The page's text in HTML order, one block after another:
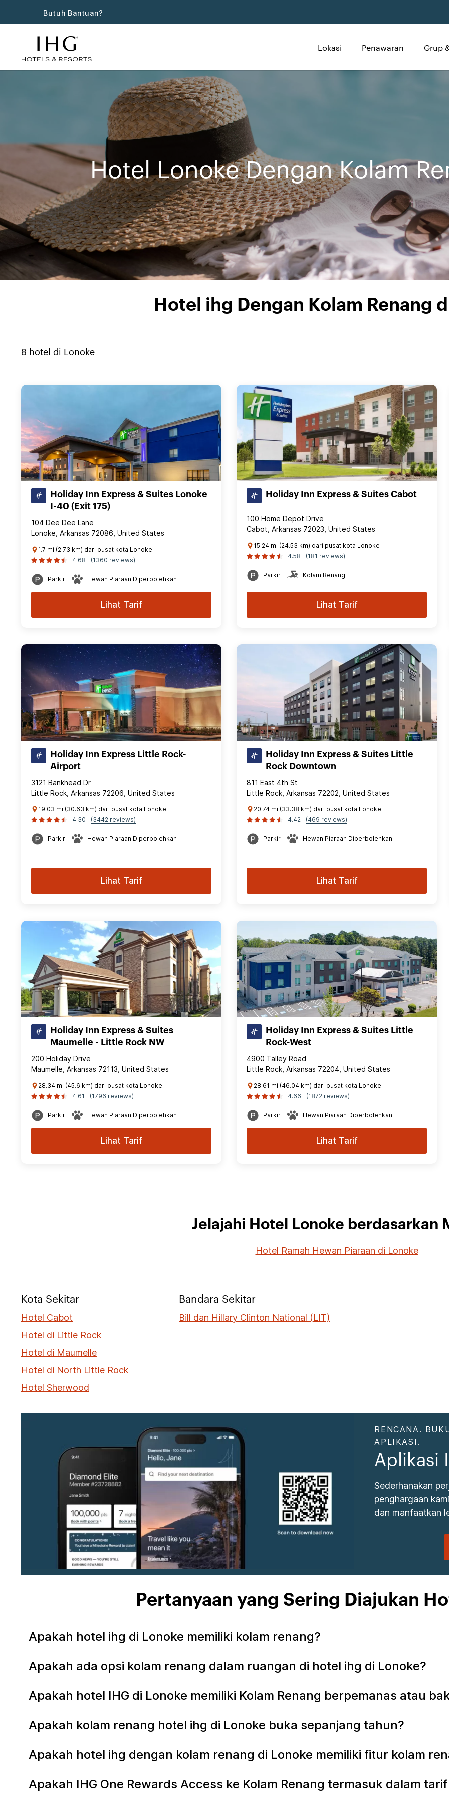
Butuh Bantuan?
Lokasi Penawaran Grup
Hotel Lonoke Dengan Kolam
Hotel ihg Dengan Kolam Renang
8 hotel di Lonoke
Holiday Inn Express & Suites Lonoke
I-40 (Exit 175)
104 Dee Dee Lane
Lonoke, Arkansas 72086, United States
1.7 mi (2.73 km) dari pusat kota Lonoke
4.68
(1360 reviews)
Parkir Hewan Piaraan Diperbolehkan
Lihat Tarif
Holiday Inn Express & Suites Cabot
100 Home Depot Drive
Cabot, Arkansas 72023, United States
15.24 mi (24.53 km) dari pusat kota Lonoke
4.58
(181 reviews)
Parkir Kolam Renang
Lihat Tarif
Holiday Inn Express Little Rock-
Airport
3121 Bankhead Dr
Little Rock, Arkansas 72206, United States
19.03 mi (30.63 km) dari pusat kota Lonoke
4.30
(3442 reviews)
Parkir Hewan Piaraan Diperbolehkan
Lihat Tarif
Holiday Inn Express & Suites Little
Rock Downtown
811 East 4th St
Little Rock, Arkansas 72202, United States
20.74 mi (33.38 km) dari pusat kota Lonoke
4.42
(469 reviews)
Parkir Hewan Piaraan Diperbolehkan
Lihat Tarif
Holiday Inn Express & Suites
Maumelle - Little Rock NW
200 Holiday Drive
Maumelle, Arkansas 72113, United States
28.34 mi (45.6 km) dari pusat kota Lonoke
4.61
(1796 reviews)
Parkir Hewan Piaraan Diperbolehkan
Lihat Tarif
Holiday Inn Express & Suites Little
Rock-West
4900 Talley Road
Little Rock, Arkansas 72204, United States
28.61 mi (46.04 km) dari pusat kota Lonoke
4.66
(1872 reviews)
Parkir Hewan Piaraan Diperbolehkan
Lihat Tarif
Jelajahi Hotel Lonoke berdasarkan
Hotel Ramah Hewan Piaraan di Lonoke
Kota Sekitar
Hotel Cabot
Hotel di Little Rock
Hotel di Maumelle
Hotel di North Little Rock
Hotel Sherwood
Bandara Sekitar
Bill dan Hillary Clinton National (LIT)
RENCANA.
APLIKASI.
Aplikasi
Sederhanakan
penghargaan
dan manfaatkan
Pertanyaan yang Sering Diajukan
Apakah hotel ihg di Lonoke memiliki kolam renang?
Apakah ada opsi kolam renang dalam ruangan di hotel ihg di Lonoke?
Apakah hotel IHG di Lonoke memiliki Kolam Renang berpemanas atau
Apakah kolam renang hotel ihg di Lonoke buka sepanjang tahun?
Apakah hotel ihg dengan kolam renang di Lonoke memiliki fitur kolam
Apakah IHG One Rewards Access ke Kolam Renang termasuk dalam